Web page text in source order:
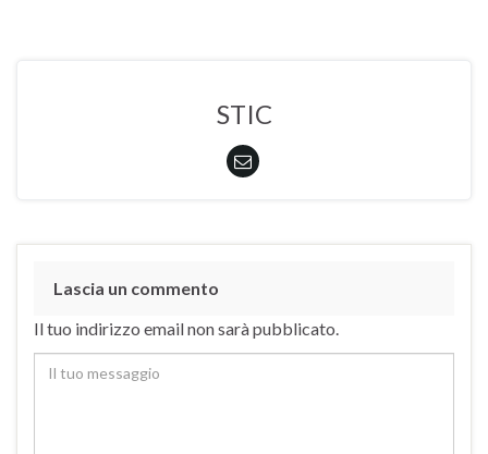
STIC
Lascia un commento
Il tuo indirizzo email non sarà pubblicato.